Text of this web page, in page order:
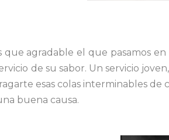
agradable el que pasamos en
de su sabor. Un servicio
esas colas interminables
buena causa.